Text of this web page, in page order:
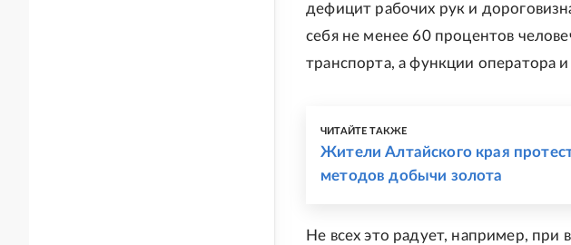
дефицит рабочих рук и
себя не менее 60 процентов
транспорта, а функции оператора
ЧИТАЙТЕ ТАКЖЕ
Жители Алтайского края
методов добычи золота
Не всех это радует, например, при